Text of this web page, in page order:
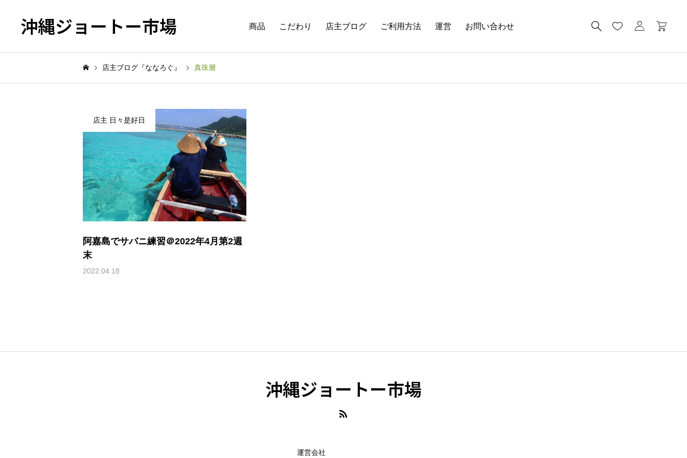
沖縄ジョートー市場 商品 こだわり 店主ブログ ご利用方法 運営 お問い合わせ
店主ブログ『ななろぐ』 真珠層
阿嘉島でサバニ練習＠2022年4月第2週
末
2022.04.18
店主 日々是好日
沖縄ジョートー市場
運営会社